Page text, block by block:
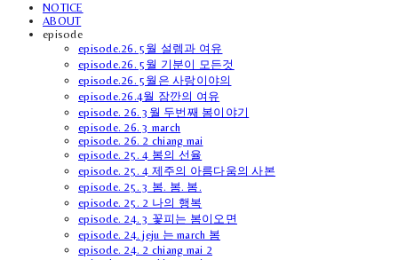
NOTICE
ABOUT
episode
episode.26. 5월 설렘과 여유
episode.26. 5월 기분이 모든것
episode.26. 5월은 사랑이야의
episode.26.4월 잠깐의 여유
episode. 26. 3월 두번째 봄이야기
episode. 26. 3 march
episode. 26. 2 chiang mai
episode. 25. 4 봄의 선율
episode. 25. 4 제주의 아름다움의 사본
episode. 25. 3 봄. 봄. 봄.
episode. 25. 2 나의 행복
episode. 24. 3 꽃피는 봄이오면
episode. 24. jeju 는 march 봄
episode. 24. 2 chiang mai 2